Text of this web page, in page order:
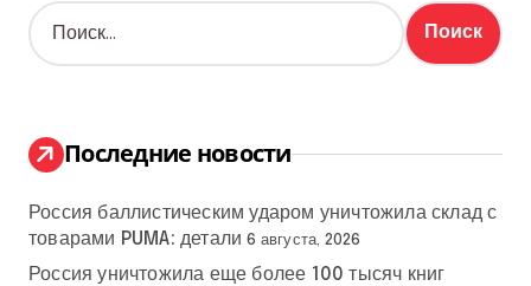
Н
а
:
Последние новости
Россия баллистическим ударом уничтожила склад с
товарами PUMA: детали 6 августа, 2026
Россия уничтожила еще более 100 тысяч книг